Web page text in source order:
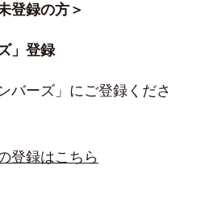
登録の方＞
」登録
バーズ」にご登録くださ
登録はこちら